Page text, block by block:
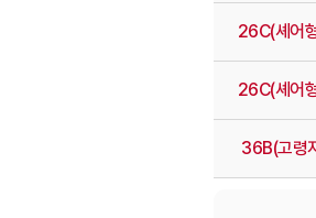
26C(셰어
26C(셰어
36B(고령